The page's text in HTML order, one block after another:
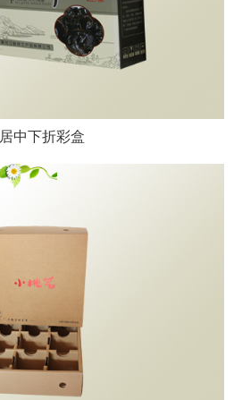
居中下折彩盒